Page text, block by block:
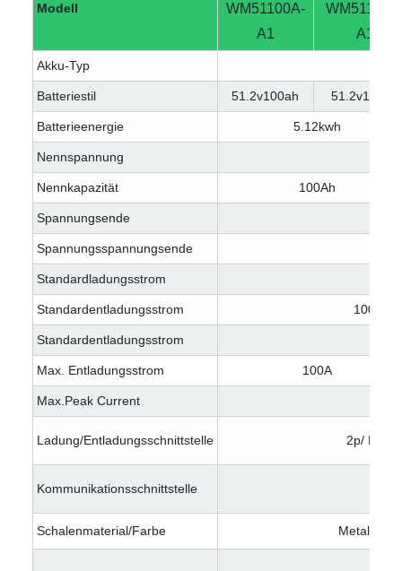
Modell
WM51100A-
A1
A1
Akku-Typ
Batteriestil 51.2v100ah 51.2v100ah
Batterieenergie 5.12kwh
Nennspannung
Nennkapazität 100Ah
Spannungsende
Spannungsspannungsende
Standardladungsstrom
Standardentladungsstrom 100A
Standardentladungsstrom
Max. Entladungsstrom 100A
Max.Peak Current
Ladung/Entladungsschnittstelle 2p/ M8
Kommunikationsschnittstelle
Schalenmaterial/Farbe Metall/